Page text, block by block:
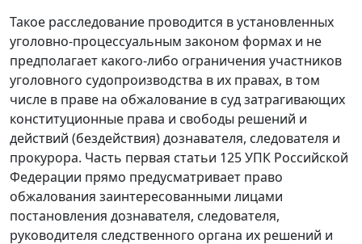
Такое расследование проводится в установленных
уголовно-процессуальным законом формах и не
предполагает какого-либо ограничения участников
уголовного судопроизводства в их правах, в том
числе в праве на обжалование в суд затрагивающих
конституционные права и свободы решений и
действий (бездействия) дознавателя, следователя и
прокурора. Часть первая статьи 125 УПК Российской
Федерации прямо предусматривает право
обжалования заинтересованными лицами
постановления дознавателя, следователя,
руководителя следственного органа их решений и